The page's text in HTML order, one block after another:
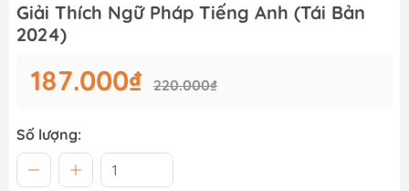
Giải Thích Ngữ Pháp Tiếng Anh (Tái Bản
2024)
187.000₫ 220.000₫
Số lượng: